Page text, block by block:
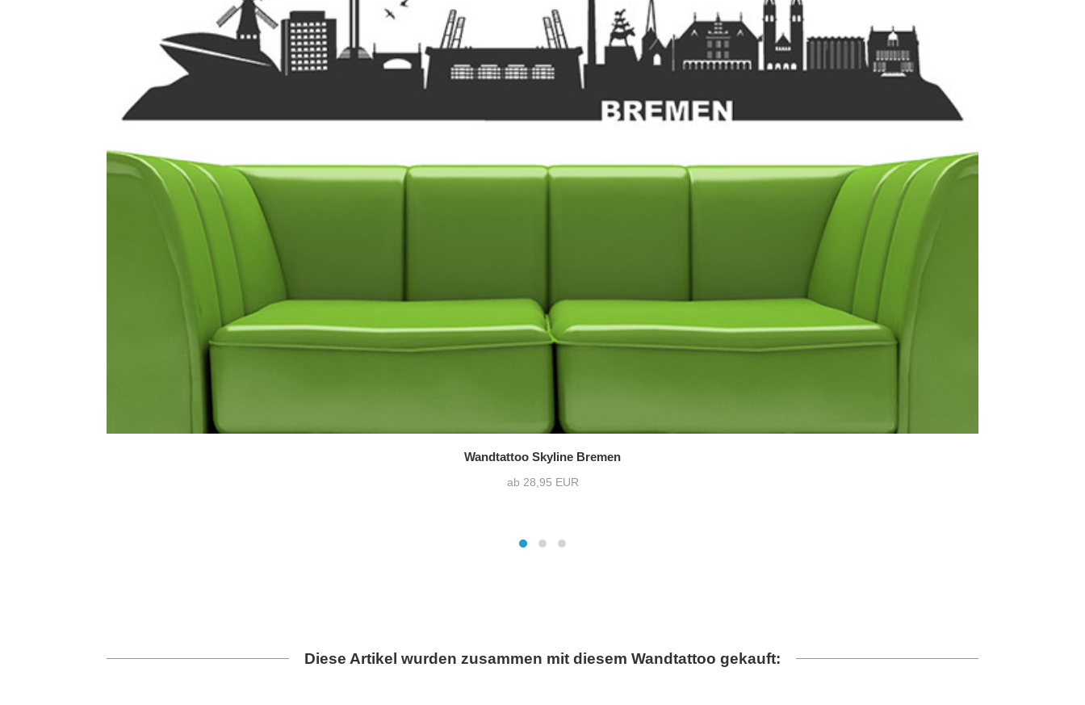
Wandtattoo Skyline Bremen
ab 28,95 EUR
Diese Artikel wurden zusammen mit diesem Wandtattoo gekauft: